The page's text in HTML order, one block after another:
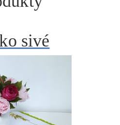
sivé